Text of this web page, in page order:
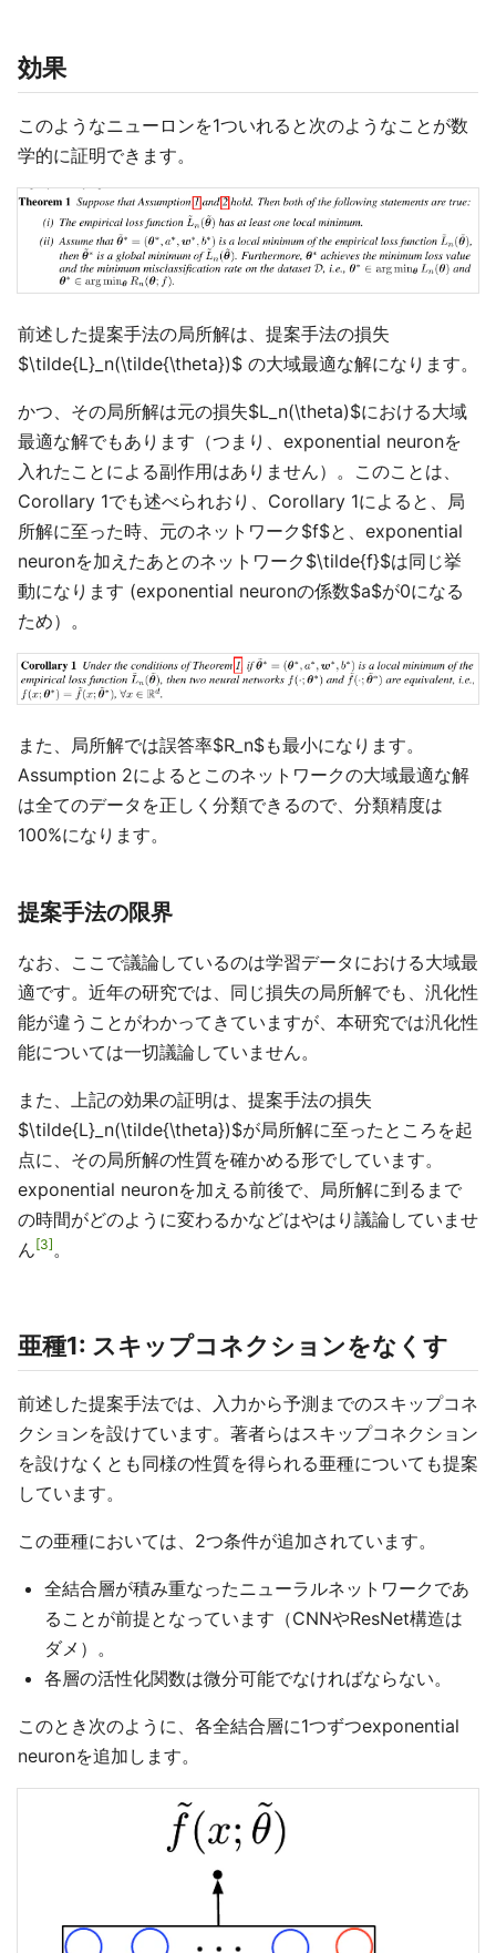
効果
このようなニューロンを1ついれると次のようなことが数
学的に証明できます。
前述した提案手法の局所解は、提案手法の損失
$\tilde{L}_n(\tilde{\theta})$ の大域最適な解になります。
かつ、その局所解は元の損失$L_n(\theta)$における大域
最適な解でもあります（つまり、exponential neuronを
入れたことによる副作用はありません）。このことは、
Corollary 1でも述べられおり、Corollary 1によると、局
所解に至った時、元のネットワーク$f$と、exponential
neuronを加えたあとのネットワーク$\tilde{f}$は同じ挙
動になります (exponential neuronの係数$a$が0になる
ため）。
また、局所解では誤答率$R_n$も最小になります。
Assumption 2によるとこのネットワークの大域最適な解
は全てのデータを正しく分類できるので、分類精度は
100%になります。
提案手法の限界
なお、ここで議論しているのは学習データにおける大域最
適です。近年の研究では、同じ損失の局所解でも、汎化性
能が違うことがわかってきていますが、本研究では汎化性
能については一切議論していません。
また、上記の効果の証明は、提案手法の損失
$\tilde{L}_n(\tilde{\theta})$が局所解に至ったところを起
点に、その局所解の性質を確かめる形でしています。
exponential neuronを加える前後で、局所解に到るまで
の時間がどのように変わるかなどはやはり議論していませ
ん 3 。
亜種1: スキップコネクションをなくす
前述した提案手法では、入力から予測までのスキップコネ
クションを設けています。著者らはスキップコネクション
を設けなくとも同様の性質を得られる亜種についても提案
しています。
この亜種においては、2つ条件が追加されています。
全結合層が積み重なったニューラルネットワークであ
ることが前提となっています（CNNやResNet構造は
ダメ）。
各層の活性化関数は微分可能でなければならない。
このとき次のように、各全結合層に1つずつexponential
neuronを追加します。